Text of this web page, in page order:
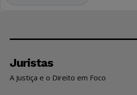
Juristas
A Justiça e o Direito em Foco